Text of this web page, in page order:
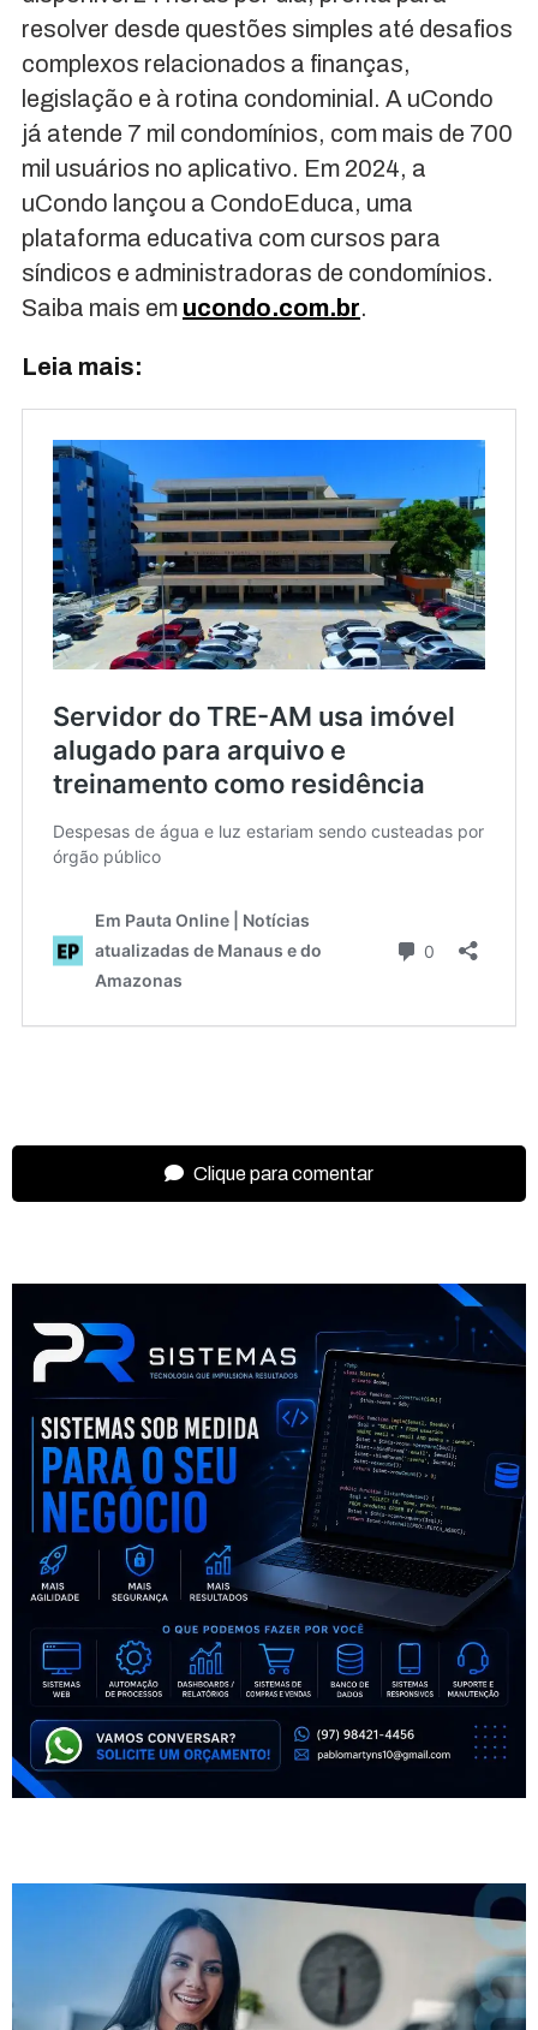
resolver desde questões simples até desafios
complexos relacionados a finanças,
legislação e à rotina condominial. A uCondo
já atende 7 mil condomínios, com mais de 700
mil usuários no aplicativo. Em 2024, a
uCondo lançou a CondoEduca, uma
plataforma educativa com cursos para
síndicos e administradoras de condomínios.
Saiba mais em ucondo.com.br.
Leia mais:
Clique para comentar